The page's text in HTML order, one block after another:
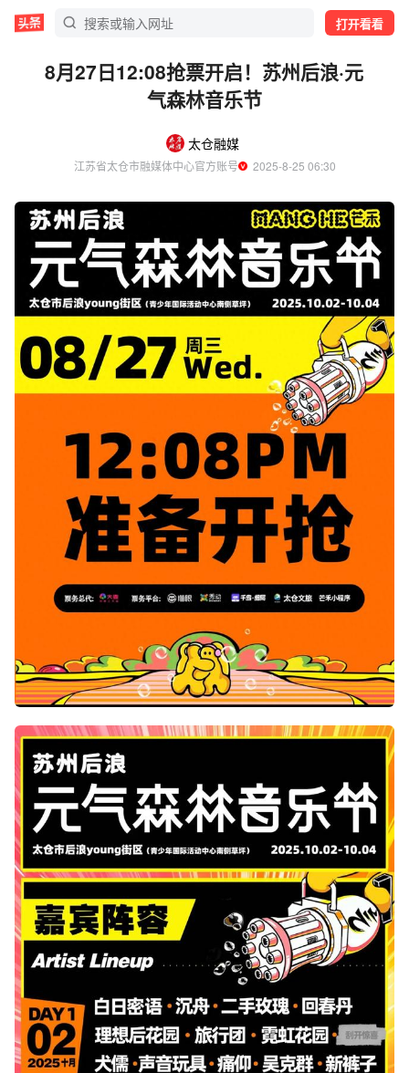
打开看看
8月27日12:08抢票开启！苏州后浪·元
气森林音乐节
太仓融媒
江苏省太仓市融媒体中心官方账号
  2025-8-25 06:30